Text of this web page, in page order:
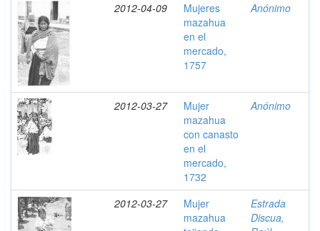
2012-04-09
Mujeres
mazahua
en el
mercado,
1757
Anónimo
2012-03-27
Mujer
mazahua
con canasto
en el
mercado,
1732
Anónimo
2012-03-27
Mujer
mazahua
Estrada
Discua,